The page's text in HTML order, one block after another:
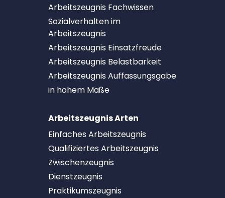
Arbeitszeugnis Fachwissen
Sozialverhalten im
Arbeitszeugnis
Arbeitszeugnis Einsatzfreude
Arbeitszeugnis Belastbarkeit
Arbeitszeugnis Auffassungsgabe
in hohem Maße
Arbeitszeugnis Arten
Einfaches Arbeitszeugnis
Qualifiziertes Arbeitszeugnis
Zwischenzeugnis
Dienstzeugnis
Praktikumszeugnis